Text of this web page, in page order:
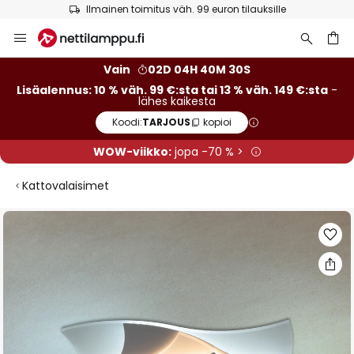
Ilmainen toimitus väh. 99 euron tilauksille
to
Vain
02D 04H 40M 30S
Lisäalennus: 10 % väh. 99 €:sta tai 13 % väh. 149 €:sta -
lähes kaikesta
Koodi:TARJOUS kopioi
WOW-viikko:jopa -70 % >
Kattovalaisimet
Skip
the